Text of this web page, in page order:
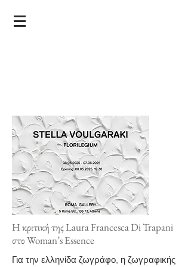
Η κριτική της Laura Francesca Di Trapani
στο Woman’s Essence
Για την ελληνίδα ζωγράφο, η ζωγραφικής